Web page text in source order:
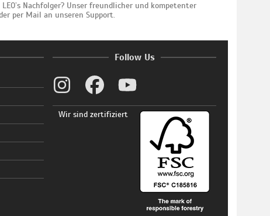
LEO’s Nachfolger? Unser freundlicher und kompetenter
per Mail an unseren Support.
Follow Us
Wir sind zertifiziert